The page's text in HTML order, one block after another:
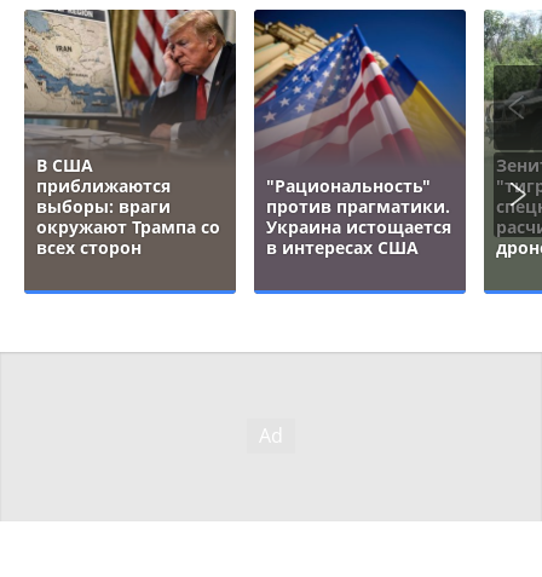
В США
приближаются
выборы: враги
окружают Трампа со
всех сторон
"Рациональность"
против прагматики.
Украина истощается
в интересах США